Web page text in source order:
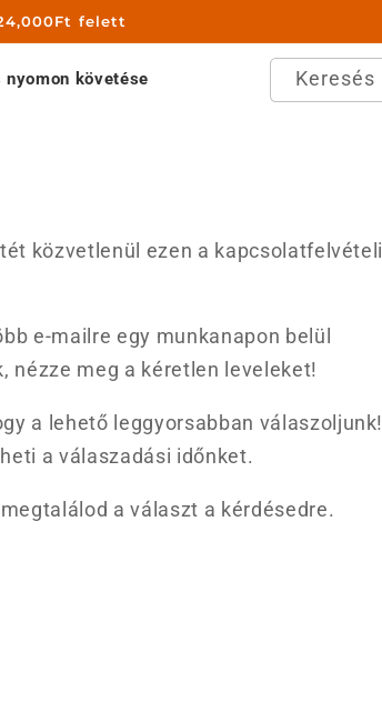
felett
nyomon követése Keresés
közvetlenül ezen a kapcsolatfelvételi
e-mailre egy munkanapon belül
nézze meg a kéretlen leveleket!
a lehető leggyorsabban válaszoljunk!
a válaszadási időnket.
a választ a kérdésedre.